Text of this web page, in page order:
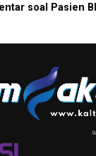
soal Pasien